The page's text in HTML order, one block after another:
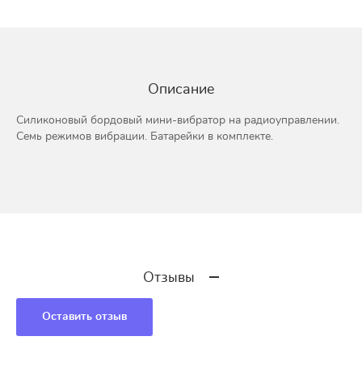
Описание
Силиконовый бордовый мини-вибратор на радиоуправлении.
Семь режимов вибрации. Батарейки в комплекте.
Отзывы
Оставить отзыв